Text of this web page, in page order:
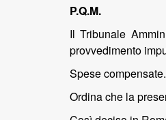
P.Q.M.
Il Tribunale
provvedimento
Spese compensate.
Ordina che la